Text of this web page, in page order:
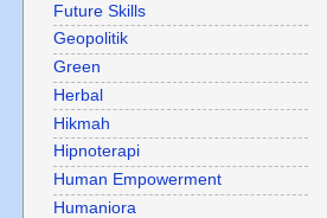
Future Skills
Geopolitik
Green
Herbal
Hikmah
Hipnoterapi
Human Empowerment
Humaniora